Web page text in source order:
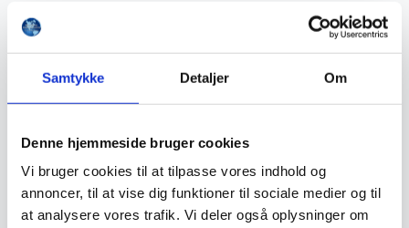
Samtykke Detaljer Om
Denne hjemmeside bruger cookies
Vi bruger cookies til at tilpasse vores indhold og
annoncer, til at vise dig funktioner til sociale medier og til
at analysere vores trafik. Vi deler også oplysninger om
Åndedrætsværn
Beklædning
Byudstyr
Afspærring
Handsker
Hygiejne
Kemi håndtering
Plejeprodukter